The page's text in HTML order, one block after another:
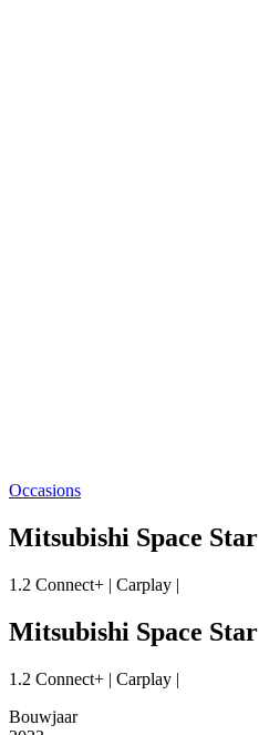
Occasions
Mitsubishi Space Star
1.2 Connect+ | Carplay |
Mitsubishi Space Star
1.2 Connect+ | Carplay |
Bouwjaar